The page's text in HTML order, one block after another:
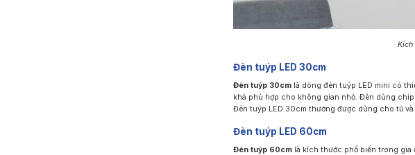
Đèn tuýp LED 30cm
Đèn tuýp 30cmlà dòng đèn tuýp LED mini có
khá phù hợp cho không gian nhỏ. Đèn dùng
Đèn tuýp LED 30cm thường được dùng cho tủ
Đèn tuýp LED 60cm
Đèn tuýp 60cmlà kích thước phổ biến trong gia